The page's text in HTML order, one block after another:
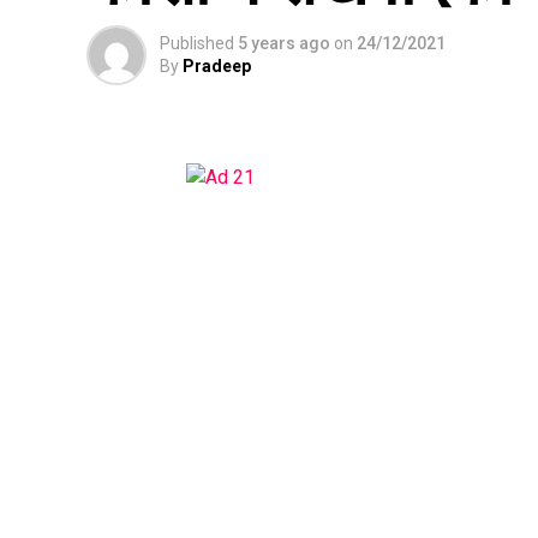
Published 5 years ago on 24/12/2021
By Pradeep